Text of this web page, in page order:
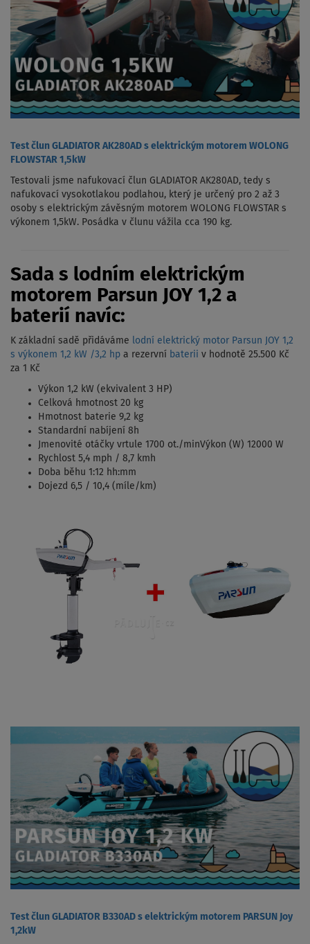
Test člun GLADIATOR AK280AD s elektrickým motorem WOLONG
FLOWSTAR 1,5kW
Testovali jsme nafukovací člun GLADIATOR AK280AD, tedy s
nafukovací vysokotlakou podlahou, který je určený pro 2 až 3
osoby s elektrickým závěsným motorem WOLONG FLOWSTAR s
výkonem 1,5kW. Posádka v člunu vážila cca 190 kg.
Sada s lodním elektrickým
motorem Parsun JOY 1,2 a
baterií navíc:
K základní sadě přidáváme
lodní elektrický motor Parsun JOY 1,2
s výkonem 1,2 kW /3,2 hp a rezervní baterii v hodnotě 25.500 Kč
za 1 Kč
Výkon 1,2 kW (ekvivalent 3 HP)
Celková hmotnost 20 kg
Hmotnost baterie 9,2 kg
Standardní nabíjení 8h
Jmenovité otáčky vrtule 1700 ot./minVýkon (W) 12000 W
Rychlost 5,4 mph / 8,7 kmh
Doba běhu 1:12 hh:mm
Dojezd 6,5 / 10,4 (míle/km)
Test člun GLADIATOR B330AD s elektrickým motorem PARSUN Joy
1,2kW